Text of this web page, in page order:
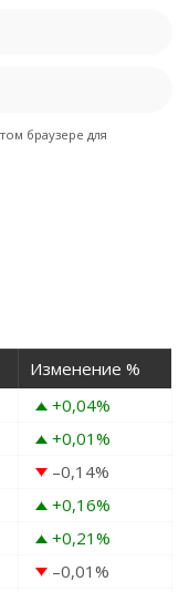
браузере для
Изменение %
+0,04%
+0,01%
–0,14%
+0,16%
+0,21%
–0,01%